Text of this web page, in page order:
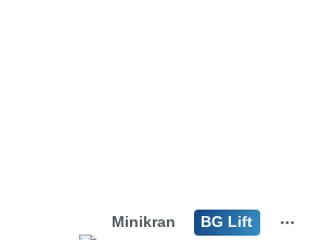
Minikran BG Lift